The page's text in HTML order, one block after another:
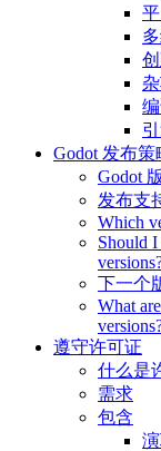
Godot 发布策
Godot
发布支
Which
Should I
下一个
What
遵守许可证
什么是
需求
包含